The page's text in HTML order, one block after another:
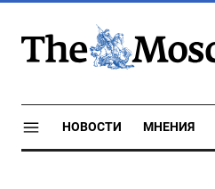
НОВОСТИ МНЕНИЯ